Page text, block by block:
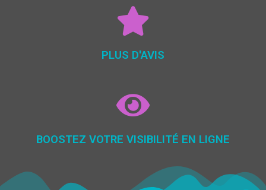
PLUS D'AVIS
BOOSTEZ VOTRE VISIBILITÉ EN LIGNE